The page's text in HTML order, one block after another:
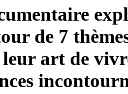
de 7
art de